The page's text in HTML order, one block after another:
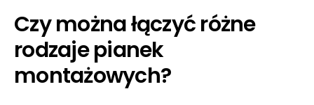
Czy można łączyć różne
rodzaje pianek
montażowych?